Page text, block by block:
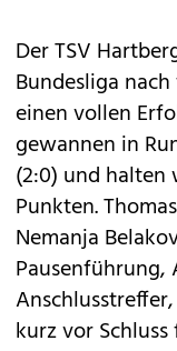
Der TSV
Bundesliga
einen vollen
gewannen in
(2:0) und
Punkten.
Nemanja
Pausenführung,
kurz vor